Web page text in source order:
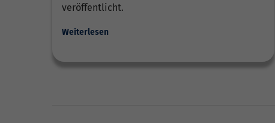
veröffentlicht.
Weiterlesen